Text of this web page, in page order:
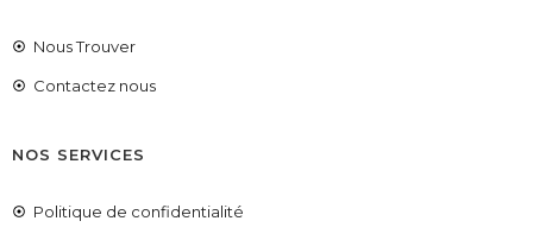
Nous Trouver
Contactez nous
NOS SERVICES
Politique de confidentialité